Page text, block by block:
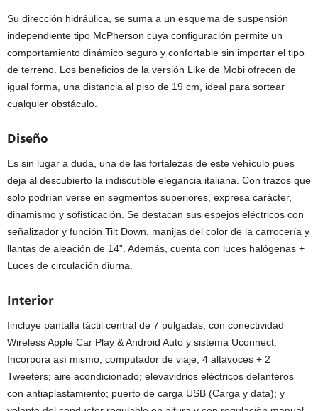
Su dirección hidráulica, se suma a un esquema de suspensión
independiente tipo McPherson cuya configuración permite un
comportamiento dinámico seguro y confortable sin importar el tipo
de terreno. Los beneficios de la versión Like de Mobi ofrecen de
igual forma, una distancia al piso de 19 cm, ideal para sortear
cualquier obstáculo.
Diseño
Es sin lugar a duda, una de las fortalezas de este vehículo pues
deja al descubierto la indiscutible elegancia italiana. Con trazos que
solo podrían verse en segmentos superiores, expresa carácter,
dinamismo y sofisticación. Se destacan sus espejos eléctricos con
señalizador y función Tilt Down, manijas del color de la carrocería y
llantas de aleación de 14”. Además, cuenta con luces halógenas +
Luces de circulación diurna.
Interior
Iincluye pantalla táctil central de 7 pulgadas, con conectividad
Wireless Apple Car Play & Android Auto y sistema Uconnect.
Incorpora así mismo, computador de viaje; 4 altavoces + 2
Tweeters; aire acondicionado; elevavidrios eléctricos delanteros
con antiaplastamiento; puerto de carga USB (Carga y data); y